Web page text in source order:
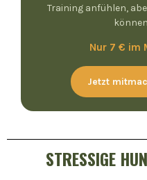
Training anfühlen,
Nur 7 € im
Jetzt
STRESSIGE